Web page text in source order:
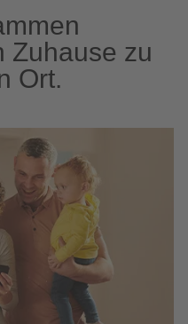
Zuhause zu
Ort.